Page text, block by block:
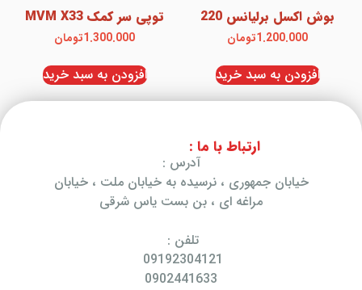
بوش اکسل برلیانس 220
1.200.000تومان
افزودن به سبد خرید
توپی سر کمک MVM X33
1.300.000تومان
افزودن به سبد خرید
ارتباط با ما :
آدرس :
خیابان جمهوری ، نرسیده به خیابان ملت ، خیابان
مراغه ای ، بن بست یاس شرقی
تلفن :
09192304121
0902441633